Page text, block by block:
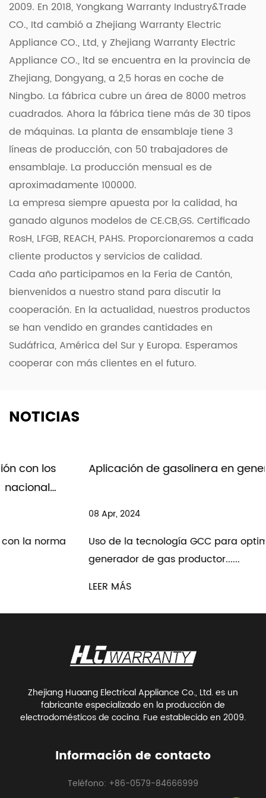
funcionalidad versátil lo convierten en un equipo
esencial para cualquier hogar. Entonces, ¿por qué
esperar? ¡Transforme su experiencia de lavandería
con el elegante y eficiente Wing Drying Rack de
nuestra empresa hoy!
2009. En 2018, Yongkang Warranty Industry&Trade
CO., Itd cambió a Zhejiang Warranty Electric
Appliance CO., Ltd, y Zhejiang Warranty Electric
Appliance CO., ltd se encuentra en la provincia de
Zhejiang, Dongyang, a 2,5 horas en coche de
Ningbo. La fábrica cubre un área de 8000 metros
cuadrados. Ahora la fábrica tiene más de 30 tipos
de máquinas. La planta de ensamblaje tiene 3
líneas de producción, con 50 trabajadores de
ensamblaje. La producción mensual es de
aproximadamente 100000.
La empresa siempre apuesta por la calidad, ha
ganado algunos modelos de CE.CB,GS. Certificado
RosH, LFGB, REACH, PAHS. Proporcionaremos a cada
cliente productos y servicios de calidad.
Cada año participamos en la Feria de Cantón,
bienvenidos a nuestro stand para discutir la
cooperación. En la actualidad, nuestros productos
se han vendido en grandes cantidades en
Sudáfrica, América del Sur y Europa. Esperamos
cooperar con más clientes en el futuro.
NOTICIAS
Aplicación de gasolinera en generación.
Uso de la tecnología GCC para optimizar el
generador de gas productor......
Zhejiang Huaang Electrical Appliance Co., Ltd. es un
fabricante especializado en la producción de
electrodomésticos de cocina. Fue establecido en 2009.
Información de contacto
Teléfono: +86-0579-84666999